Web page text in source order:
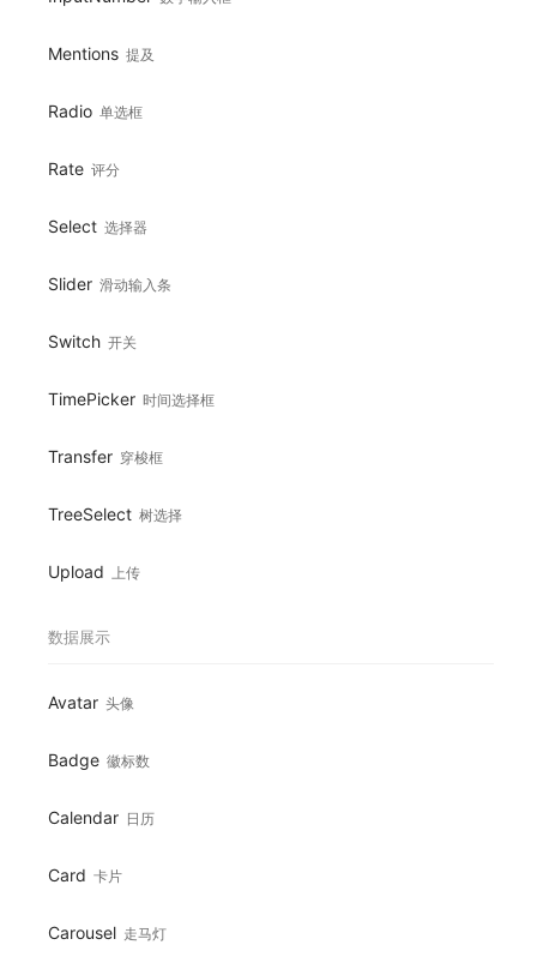
Mentions 提及
Radio 单选框
Rate 评分
Select 选择器
Slider 滑动输入条
Switch 开关
TimePicker 时间选择框
Transfer 穿梭框
TreeSelect 树选择
Upload 上传
数据展示
Avatar 头像
Badge 徽标数
Calendar 日历
Card 卡片
Carousel 走马灯